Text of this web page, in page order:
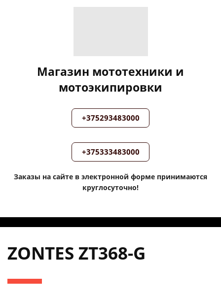
Магазин мототехники и
мотоэкипировки
+375293483000
+375333483000
Заказы на сайте в электронной форме принимаются
круглосуточно!
ZONTES ZT368-G